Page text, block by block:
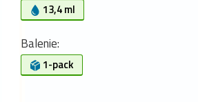
13,4 ml
Balenie:
1-pack